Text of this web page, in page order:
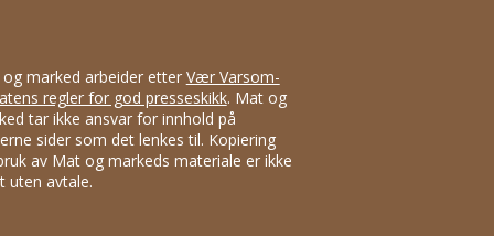
marked arbeider etter Vær Varsom-
regler for god presseskikk. Mat og
tar ikke ansvar for innhold på
sider som det lenkes til. Kopiering
av Mat og markeds materiale er ikke
uten avtale.